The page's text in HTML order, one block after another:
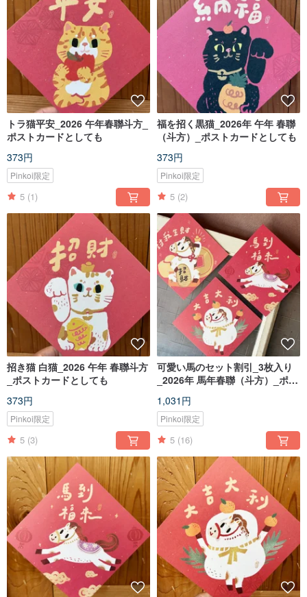
トラ猫平安_2026 午年春聯斗方_
ポストカードとしても
373円
Pinkoi限定
5 (1)
福を招く黒猫_2026年 午年 春聯
（斗方）_ポストカードとしても
373円
Pinkoi限定
5 (2)
招き猫 白猫_2026 午年 春聯斗方
_ポストカードとしても
373円
Pinkoi限定
5 (3)
可愛い馬のセット割引_3枚入り
_2026年 馬年春聯（斗方）_ポス
1,031円
Pinkoi限定
5 (16)